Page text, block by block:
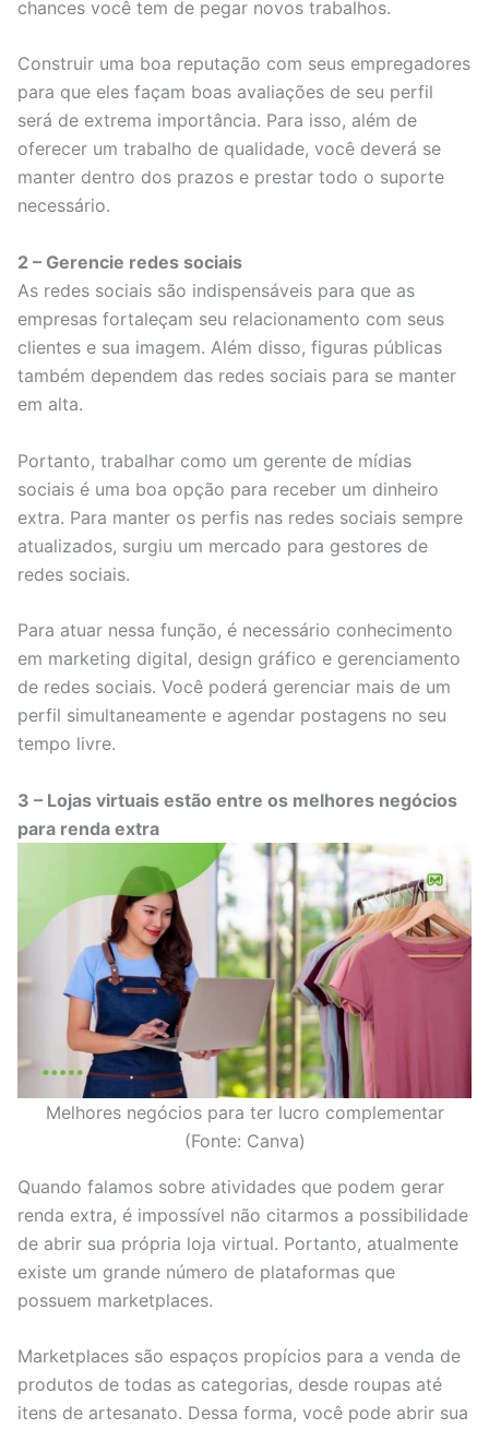
chances você tem de pegar novos trabalhos.
Construir uma boa reputação com seus empregadores
para que eles façam boas avaliações de seu perfil
será de extrema importância. Para isso, além de
oferecer um trabalho de qualidade, você deverá se
manter dentro dos prazos e prestar todo o suporte
necessário.
2 – Gerencie redes sociais
As redes sociais são indispensáveis para que as
empresas fortaleçam seu relacionamento com seus
clientes e sua imagem. Além disso, figuras públicas
também dependem das redes sociais para se manter
em alta.
Portanto, trabalhar como um gerente de mídias
sociais é uma boa opção para receber um dinheiro
extra. Para manter os perfis nas redes sociais sempre
atualizados, surgiu um mercado para gestores de
redes sociais.
Para atuar nessa função, é necessário conhecimento
em marketing digital, design gráfico e gerenciamento
de redes sociais. Você poderá gerenciar mais de um
perfil simultaneamente e agendar postagens no seu
tempo livre.
3 – Lojas virtuais estão entre os melhores negócios
para renda extra
Melhores negócios para ter lucro complementar
(Fonte: Canva)
Quando falamos sobre atividades que podem gerar
renda extra, é impossível não citarmos a possibilidade
de abrir sua própria loja virtual. Portanto, atualmente
existe um grande número de plataformas que
possuem marketplaces.
Marketplaces são espaços propícios para a venda de
produtos de todas as categorias, desde roupas até
itens de artesanato. Dessa forma, você pode abrir sua